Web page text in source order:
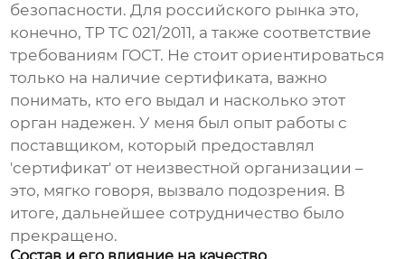
безопасности. Для российского рынка это,
конечно, ТР ТС 021/2011, а также соответствие
требованиям ГОСТ. Не стоит ориентироваться
только на наличие сертификата, важно
понимать, кто его выдал и насколько этот
орган надежен. У меня был опыт работы с
поставщиком, который предоставлял
'сертификат' от неизвестной организации –
это, мягко говоря, вызвало подозрения. В
итоге, дальнейшее сотрудничество было
прекращено.